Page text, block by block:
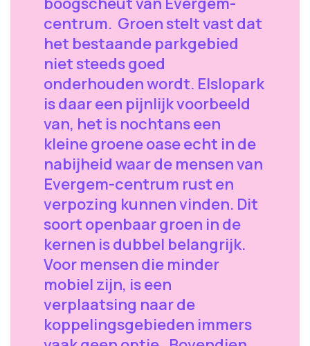
centrum. Groen stelt vast dat
het bestaande parkgebied
niet steeds goed
onderhouden wordt. Elslopark
is daar een pijnlijk voorbeeld
van, het is nochtans een
kleine groene oase echt in de
nabijheid waar de mensen van
Evergem-centrum rust en
verpozing kunnen vinden. Dit
soort openbaar groen in de
kernen is dubbel belangrijk.
Voor mensen die minder
mobiel zijn, is een
verplaatsing naar de
koppelingsgebieden immers